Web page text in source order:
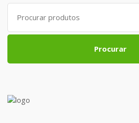
Search
for:
Procurar